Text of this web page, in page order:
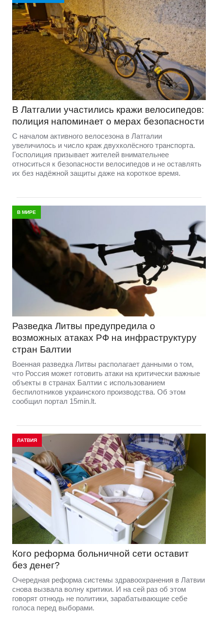
В Латгалии участились кражи велосипедов:
полиция напоминает о мерах безопасности
С началом активного велосезона в Латгалии
увеличилось и число краж двухколёсного транспорта.
Госполиция призывает жителей внимательнее
относиться к безопасности велосипедов и не оставлять
их без надёжной защиты даже на короткое время.
В МИРЕ
Разведка Литвы предупредила о
возможных атаках РФ на инфраструктуру
стран Балтии
Военная разведка Литвы располагает данными о том,
что Россия может готовить атаки на критически важные
объекты в странах Балтии с использованием
беспилотников украинского производства. Об этом
сообщил портал 15min.lt.
ЛАТВИЯ
Кого реформа больничной сети оставит
без денег?
Очередная реформа системы здравоохранения в Латвии
снова вызвала волну критики. И на сей раз об этом
говорят отнюдь не политики, зарабатывающие себе
голоса перед выборами.